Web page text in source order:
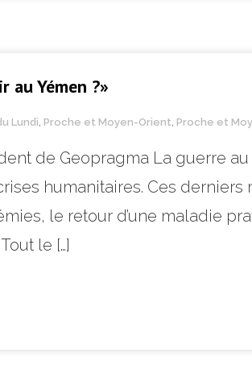
au Yémen ?»
Lundi, Proche et Moyen-Orient, Proche et
de Geopragma La guerre
humanitaires. Ces
le retour d’une maladie
le […]